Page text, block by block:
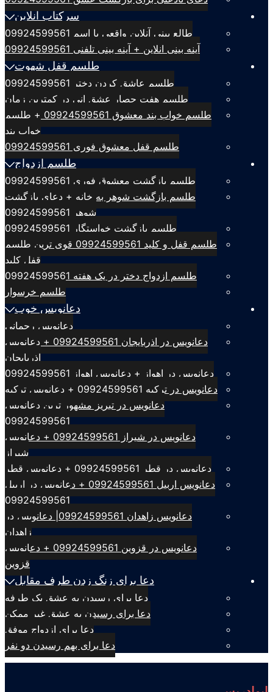
سرکتاب انلاین
طالع بینی آنلاین واقعی با اسم 09924599561
آینه بینی انلاین + آینه بینی تلفنی 09924599561
طلسم قفل شهوت
طلسم عاشق کردن دختر 09924599561
طلسم هفت حصار عشق انی در کمترین زمان
طلسم خواب بند معشوق 09924599561 + طلسم
خواب بند
طلسم قفل معشوق فوری 09924599561
طلسم ازدواج
طلسم بازگشت معشوق فوری 09924599561
طلسم بازگشت شوهر به خانه + دعای بازگشت
شوهر 09924599561
طلسم بازگشت خواستگار 09924599561
طلسم قفل و کلید 09924599561 قوی ترین طلسم
قفل کلید
طلسم ازدواج دختر در یک هفته 09924599561
طلسم خرسوار
دعانویس خوب
دعانویس رحمانی
دعانویس در اذربایجان 09924599561 + دعانویس
اذربایجان
دعانویس در اهواز + دعانویس اهواز 09924599561
دعانویس در ترکیه 09924599561 + دعانویس ترکیه
دعانویس در تبریز مشهور ترین دعانویس
09924599561
دعانویس در شیراز 09924599561 + دعانویس
شیراز
دعانویس در قطر 09924599561 + دعانویس قطر
دعانویس اربیل 09924599561 + دعانویس در اربیل
09924599561
دعانویس زاهدان 09924599561| دعانویس در
زاهدان
دعانویس در قزوین 09924599561 + دعانویس
قزوین
دعا برای زنگ زدن طرف مقابل
دعا برای رسیدن به عشق یک طرفه
دعا برای رسیدن به عشق غیر ممکن
دعا برای ازدواج موفق
دعا برای بهم رسیدن دو نفر